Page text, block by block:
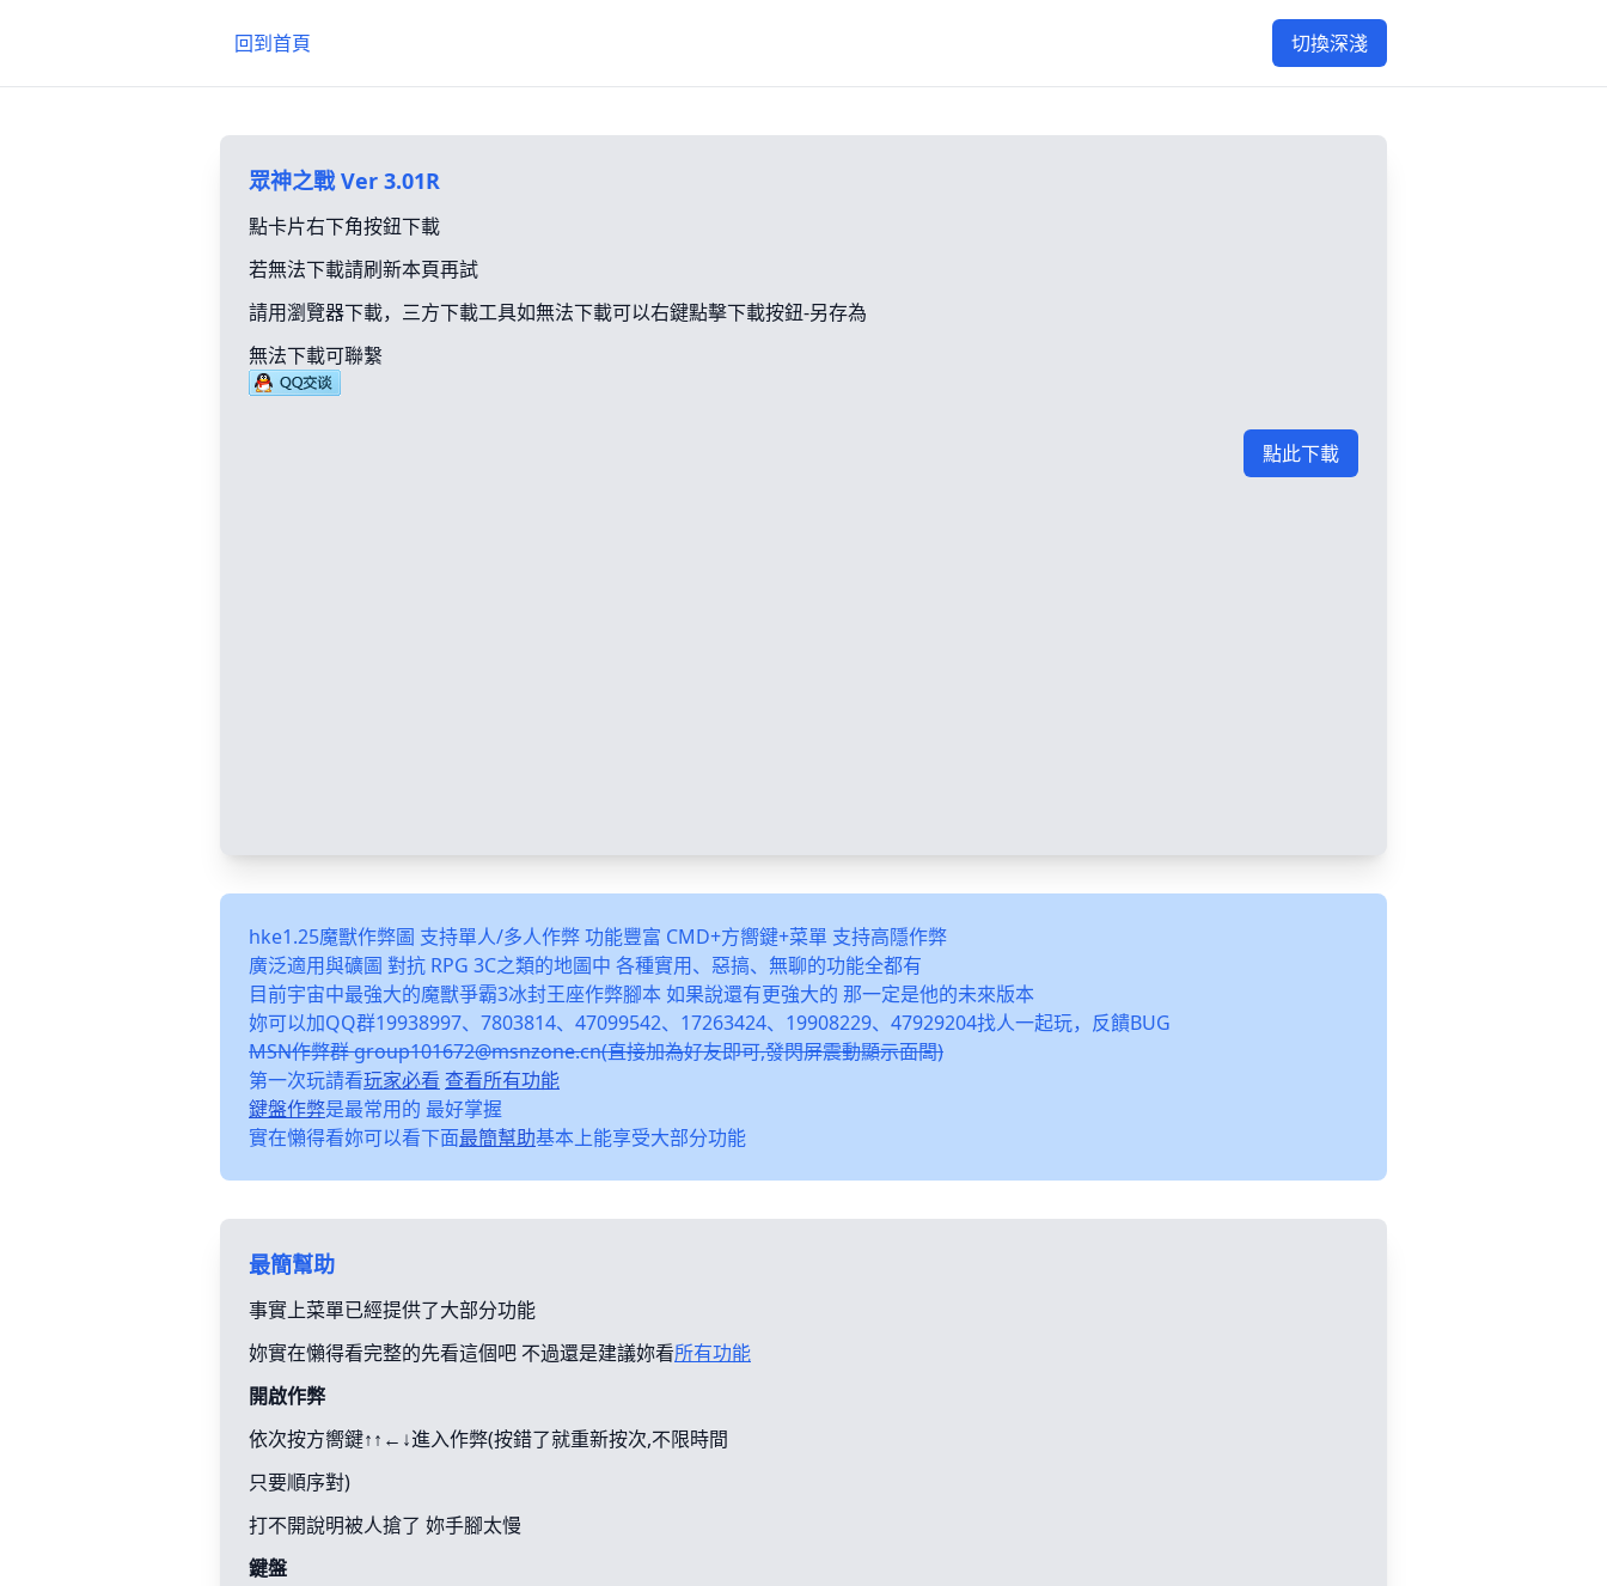
回到首頁 切換深淺
眾神之戰 Ver 3.01R
點卡片右下角按鈕下載
若無法下載請刷新本頁再試
請用瀏覽器下載，三方下載工具如無法下載可以右鍵點擊下載按鈕-另存為
無法下載可聯繫
點此下載
hke1.25魔獸作弊圖 支持單人/多人作弊 功能豐富 CMD+方嚮鍵+菜單 支持高隱作弊
廣泛適用與礦圖 對抗 RPG 3C之類的地圖中 各種實用、惡搞、無聊的功能全都有
目前宇宙中最強大的魔獸爭霸3冰封王座作弊腳本 如果說還有更強大的 那一定是他的未來版本
妳可以加QQ群19938997、7803814、47099542、17263424、19908229、47929204找人一起玩，反饋BUG
MSN作弊群 group101672@msnzone.cn(直接加為好友即可,發閃屏震動顯示面闆)
第一次玩請看玩家必看 查看所有功能
鍵盤作弊是最常用的 最好掌握
實在懶得看妳可以看下面最簡幫助基本上能享受大部分功能
最簡幫助
事實上菜單已經提供了大部分功能
妳實在懶得看完整的先看這個吧 不過還是建議妳看所有功能
開啟作弊
依次按方嚮鍵↑↑←↓進入作弊(按錯了就重新按次,不限時間
只要順序對)
打不開說明被人搶了 妳手腳太慢
鍵盤